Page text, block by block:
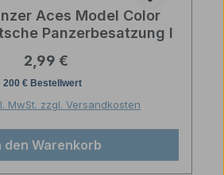
Aces Model Color
Panzerbesatzung I
Regulärer Preis:
2,99 €
MwSt. zzgl. Versandkosten
den Warenkorb